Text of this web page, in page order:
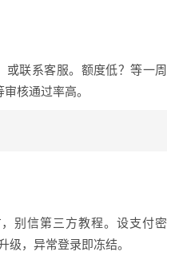
或联系客服。额度低？等一周
核通过率高。
别信第三方教程。设支付密
，异常登录即冻结。